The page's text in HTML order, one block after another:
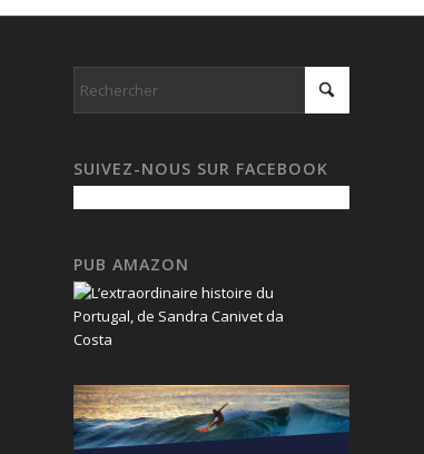
SUIVEZ-NOUS SUR FACEBOOK
PUB AMAZON